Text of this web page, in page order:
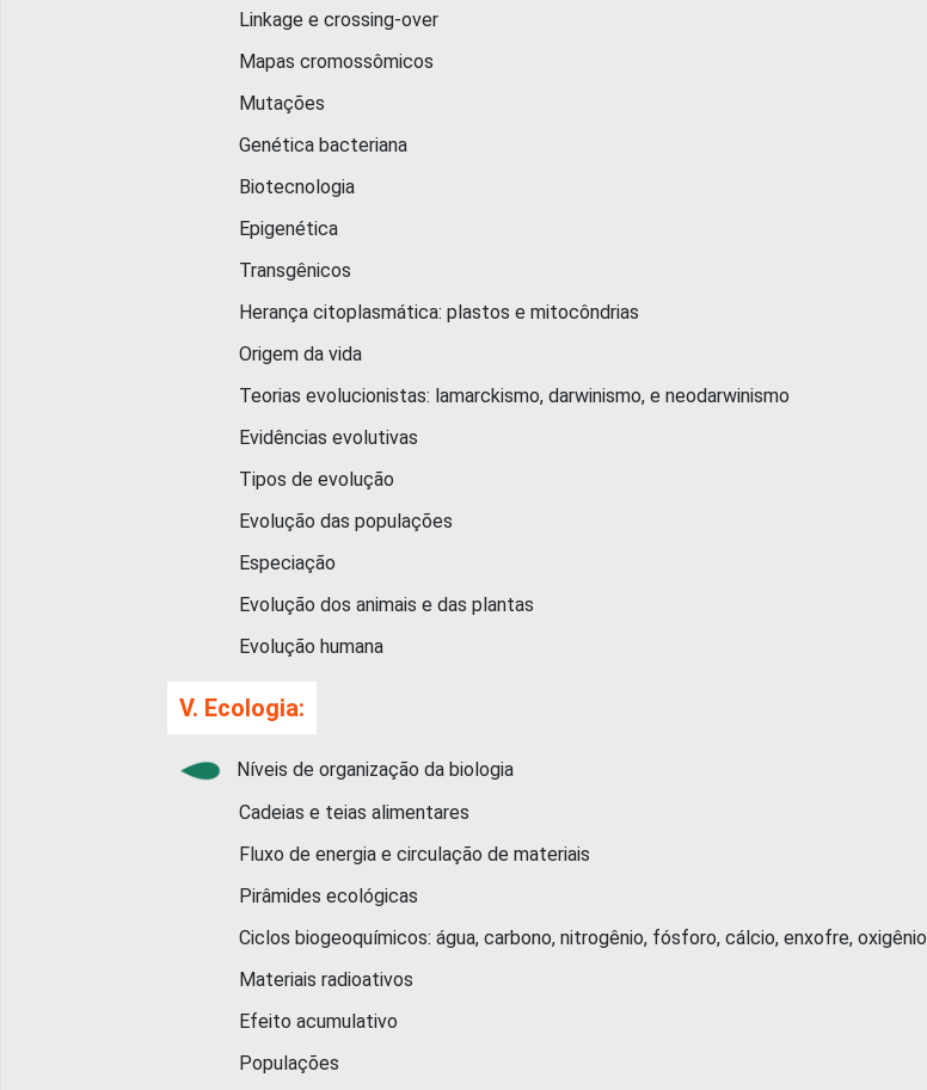
Linkage e crossing-over
Mapas cromossômicos
Mutações
Genética bacteriana
Biotecnologia
Epigenética
Transgênicos
Herança citoplasmática: plastos e mitocôndrias
Origem da vida
Teorias evolucionistas: lamarckismo, darwinismo, e neodarwinismo
Evidências evolutivas
Tipos de evolução
Evolução das populações
Especiação
Evolução dos animais e das plantas
Evolução humana
V. Ecologia:
Níveis de organização da biologia
Cadeias e teias alimentares
Fluxo de energia e circulação de materiais
Pirâmides ecológicas
Ciclos biogeoquímicos: água, carbono, nitrogênio, fósforo, cálcio, enxofre, oxigênio
Materiais radioativos
Efeito acumulativo
Populações